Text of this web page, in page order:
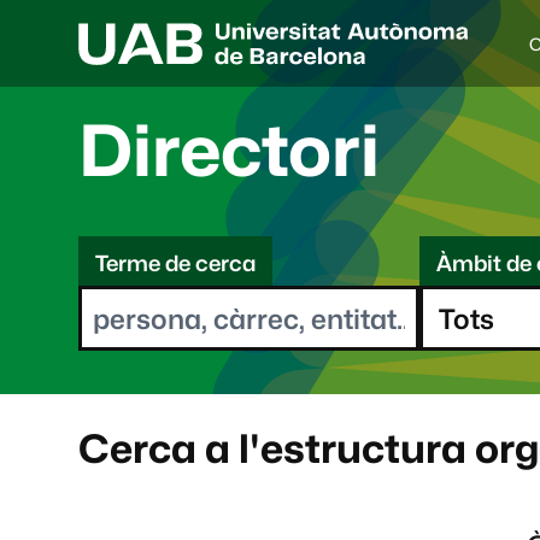
I
d
i
a
e
l
e
o
t
Directori
C
eTerme de cerca Àmbit de
Cerca a l'estructura